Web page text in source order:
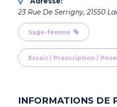
23 Rue De Serrigny, 21550
Sage-femme
Essais / Prescription /
INFORMATIONS DE